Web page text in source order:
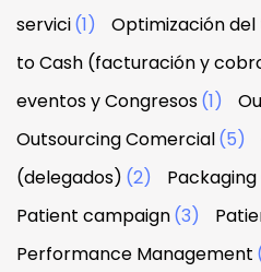
servici(1) Optimización
to Cash (facturación y
eventos y Congresos(1)
Outsourcing Comercial(5)
(delegados) (2) Packaging
Patient campaign(3)
Performance Management